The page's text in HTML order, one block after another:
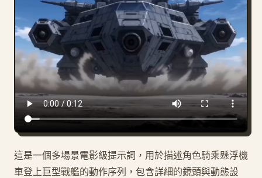
定價
下載
部落格
更新
這是一個多場景電影級提示詞，用於描述角色騎乘懸浮機
車登上巨型戰艦的動作序列，包含詳細的鏡頭與動態設